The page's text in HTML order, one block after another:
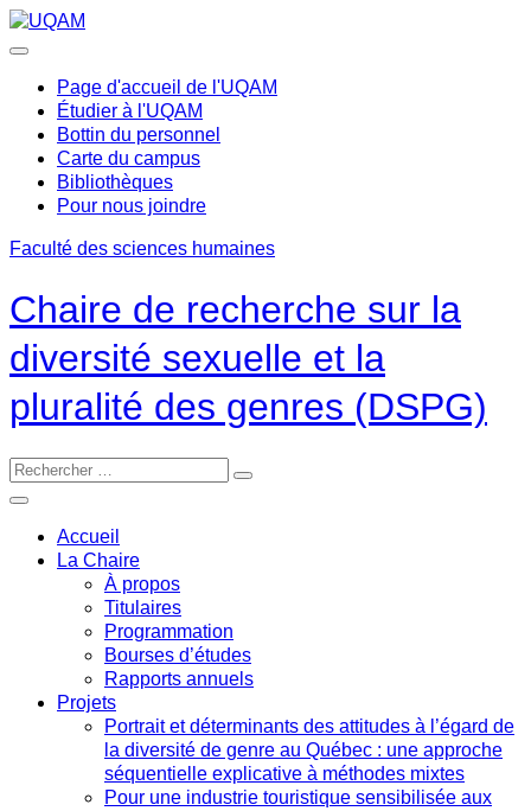
Passer
au
Page d'accueil de l'UQAM
Étudier à l'UQAM
Bottin du personnel
Carte du campus
Bibliothèques
Pour nous joindre
Faculté des sciences humaines
Chaire de recherche sur la
diversité sexuelle et la
pluralité des genres (DSPG)
Accueil
La Chaire
À propos
Titulaires
Programmation
Bourses d’études
Rapports annuels
Projets
Portrait et déterminants des attitudes à l’égard de
la diversité de genre au Québec : une approche
séquentielle explicative à méthodes mixtes
Pour une industrie touristique sensibilisée aux